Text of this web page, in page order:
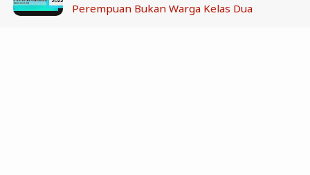
Perempuan Bukan Warga Kelas Dua